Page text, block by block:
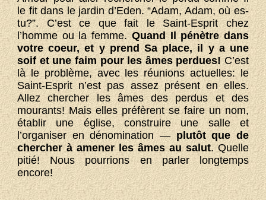
le fit dans le jardin d’Eden. “Adam, Adam, où es-
tu?”. C’est ce que fait le Saint-Esprit chez
l’homme ou la femme.Quand Il pénètre dans
votre coeur, et y prend Sa place, il y a une
soif et une faim pour les âmes perdues!C’est
là le problème, avec les réunions actuelles: le
Saint-Esprit n’est pas assez présent en elles.
Allez chercher les âmes des perdus et des
mourants! Mais elles préfèrent se faire un nom,
établir une église, construire une salle et
l’organiser en dénomination —plutôt que de
chercher à amener les âmes au salut. Quelle
pitié! Nous pourrions en parler longtemps
encore!